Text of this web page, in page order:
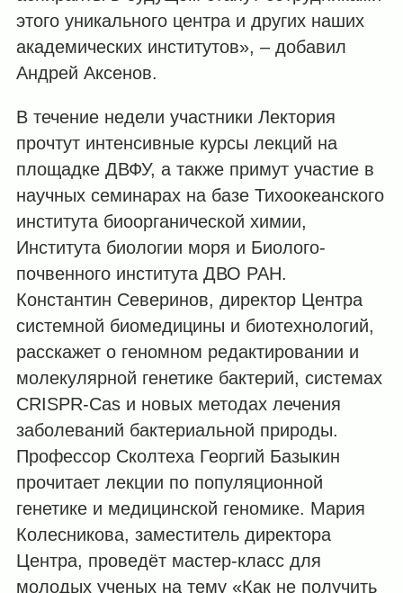
этого уникального центра и других наших
академических институтов», – добавил
Андрей Аксенов.
В течение недели участники Лектория
прочтут интенсивные курсы лекций на
площадке ДВФУ, а также примут участие в
научных семинарах на базе Тихоокеанского
института биоорганической химии,
Института биологии моря и Биолого-
почвенного института ДВО РАН.
Константин Северинов, директор Центра
системной биомедицины и биотехнологий,
расскажет о геномном редактировании и
молекулярной генетике бактерий, системах
CRISPR-Сas и новых методах лечения
заболеваний бактериальной природы.
Профессор Сколтеха Георгий Базыкин
прочитает лекции по популяционной
генетике и медицинской геномике. Мария
Колесникова, заместитель директора
Центра, проведёт мастер-класс для
молодых ученых на тему «Как не получить